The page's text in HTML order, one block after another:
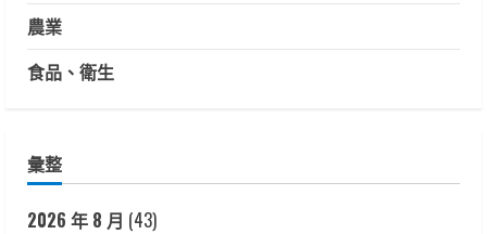
農業
食品、衛生
彙整
2026 年 8 月 (43)